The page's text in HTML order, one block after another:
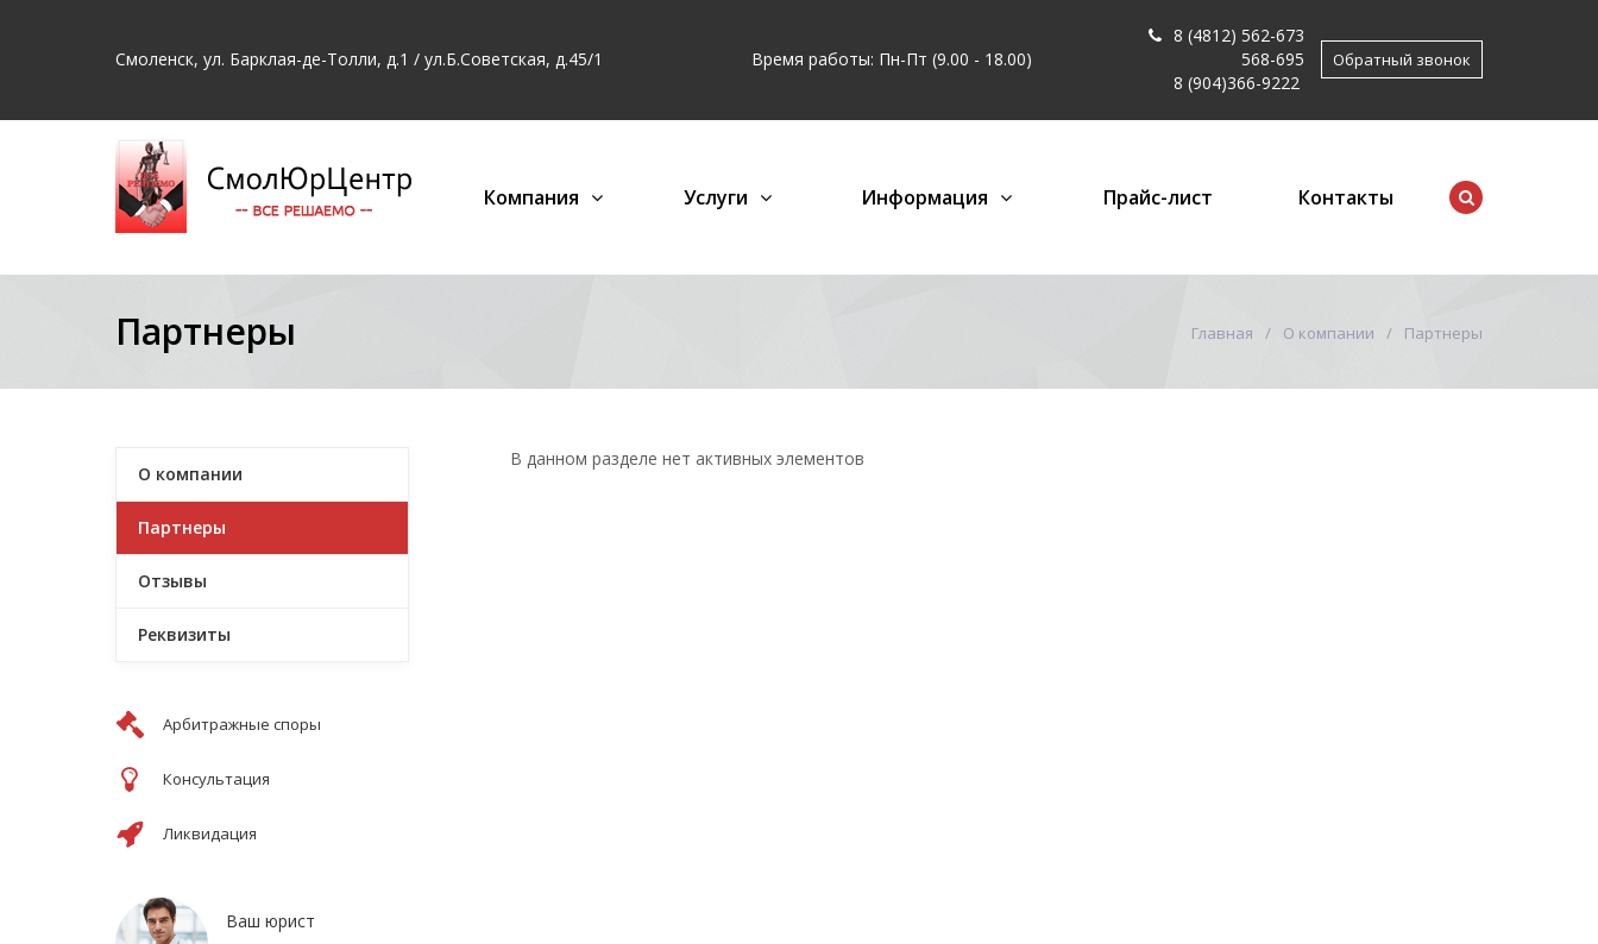
Смоленск, ул. Барклая-де-Толли, д.1 / ул.Б.Советская, д.45/1 Время работы: Пн-Пт (9.00 - 18.00)
8 (4812) 562-673
568-695
8 (904)366-9222
Обратный звонок
Компания Услуги Информация Прайс-лист Контакты
Партнеры Главная О компании Партнеры
В данном разделе нет активных элементов
О компании
Партнеры
Отзывы
Реквизиты
Арбитражные споры
Консультация
Ликвидация
Ваш юрист